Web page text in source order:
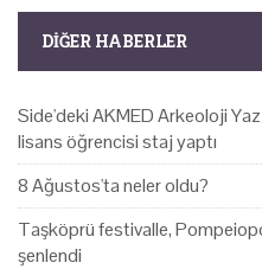
DIĞER HABERLER
Side'deki AKMED Arkeoloji
lisans öğrencisi staj yaptı
8 Ağustos'ta neler oldu?
Taşköprü festivalle,
şenlendi